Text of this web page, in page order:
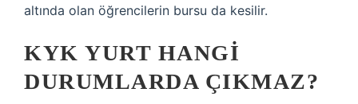
altında olan öğrencilerin bursu da kesilir.
KYK YURT HANGI
DURUMLARDA ÇIKMAZ?